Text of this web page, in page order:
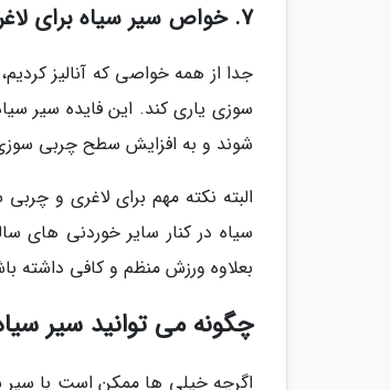
7. خواص سیر سیاه برای لاغری
جدا از همه خواصی که آنالیز
سوزی یاری کند. این فایده سیر
شوند و به افزایش سطح چربی
البته نکته مهم برای لاغری و
سیاه در کنار سایر خوردنی های
بعلاوه ورزش منظم و کافی داشته
چگونه می توانید سیر
اگرچه خیلی ها ممکن است با سیر